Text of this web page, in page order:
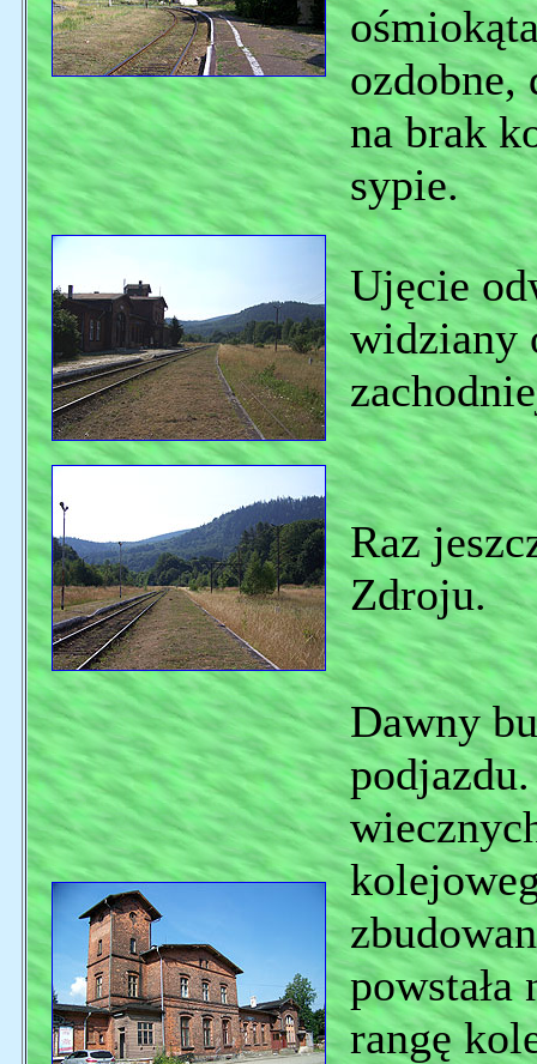
ozdobne,
na brak
sypie.
Ujęcie
widziany
Raz
Zdroju.
Dawny
powstała
rangę